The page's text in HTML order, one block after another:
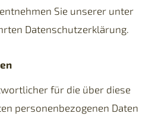
Sie unserer unter
Datenschutzerklärung.
für die über diese
personenbezogenen Daten